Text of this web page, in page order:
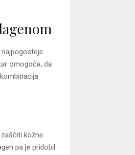
omogoča, da
kožne
pa je pridobil